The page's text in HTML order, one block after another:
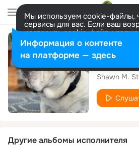
Мы используем cookie-файлы,
сервисы для вас. Если ваш
настроить cookie-файлы
представитель. Больше
Разрешить все Настроить
Сингл
Basic-
Shawn M.
Другие альбомы исполнителя
Информация о контенте
на платформе — здесь